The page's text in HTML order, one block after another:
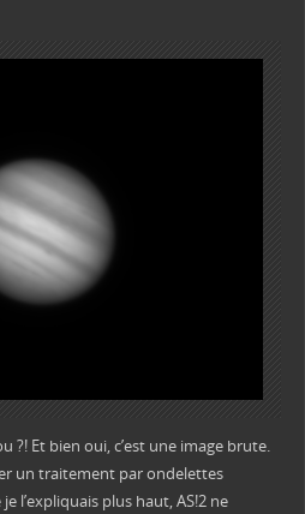
?! Et bien oui, c’est une image brute.
un traitement par ondelettes
l’expliquais plus haut, AS!2 ne